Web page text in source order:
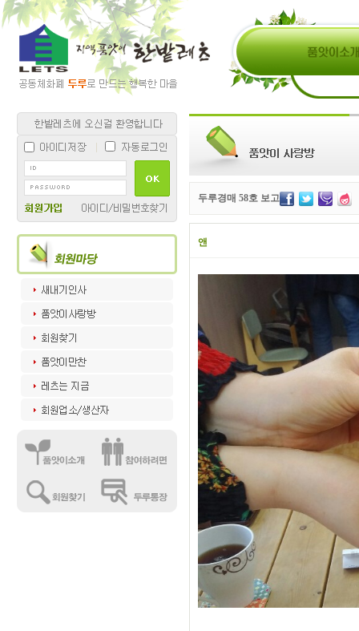
두루경매 58호 보고
앤